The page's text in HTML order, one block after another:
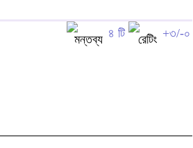
৪ টি +৩/-০